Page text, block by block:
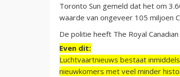
Toronto Sun gemeld dat het om
waarde van ongeveer 105 miljoen
De politie heeft The Royal
Even dit:
Luchtvaartnieuws bestaat
nieuwkomers met veel minder